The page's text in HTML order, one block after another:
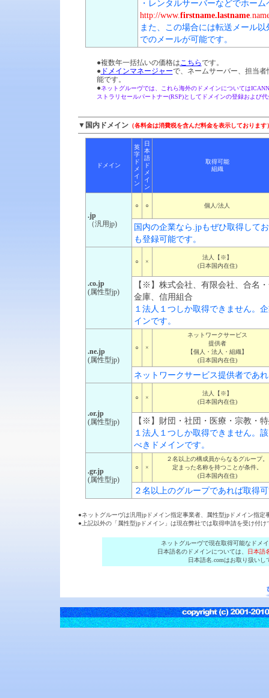
・レンタルサーバーなどでホー
http://www.firstname.lastname
また、この場合には転送メール以
でのメールが可能です。
●複数年一括払いの価格はこちらです。
●ドメインマネージャーで、ネームサーバー、担当
能です。
●ネットグルーヴでは、これら海外のドメインについては
ストラリセールパートナー(RSP)としてドメインの登録および
▼国内ドメイン（各料金は消費税を含んだ料金を表示しております
ドメイン
英
字
ド
メ
イ
ン
日
本
語
ド
メ
イ
ン
取得可能
組織
.jp
（汎用jp)
○ ○ 個人/法人
国内の企業なら.jpもぜひ取得して
も登録可能です。
.co.jp
(属性型jp)
○ ×
法人【※】
(日本国内在住)
【※】株式会社、有限会社、合名
金庫、信用組合
１法人１つしか取得できません。
インです。
.ne.jp
(属性型jp)
○ ×
ネットワークサービス
提供者
【個人・法人・組織】
(日本国内在住)
ネットワークサービス提供者であ
.or.jp
(属性型jp)
○ ×
法人【※】
(日本国内在住)
【※】財団・社団・医療・宗教・
１法人１つしか取得できません。
べきドメインです。
.gr.jp
(属性型jp)
○ ×
２名以上の構成員からなるグループ。
定まった名称を持つことが条件。
(日本国内在住)
２名以上のグループであれば取得
●ネットグルーヴは汎用jpドメイン指定事業者、属性型jpドメイン指定
●上記以外の「属性型jpドメイン」は現在弊社では取得申請を受け付
ネットグルーヴで現在取得可能なドメ
日本語名のドメインについては、 日本語
日本語名.comはお取り扱いし